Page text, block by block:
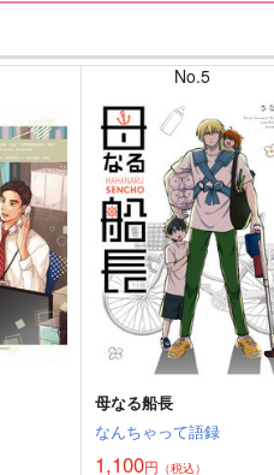
No.5
母なる船長
なんちゃって語録
1,100円 （税込）